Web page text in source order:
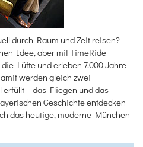
durch Raum und Zeit reisen?
Idee, aber mit TimeRide
Lüfte und erleben 7.000 Jahre
werden gleich zwei
– das Fliegen und das
Geschichte entdecken
das heutige, moderne München